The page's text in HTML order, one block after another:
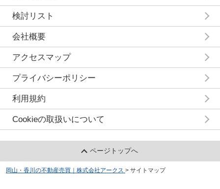
検討リスト
会社概要
アクセスマップ
プライバシーポリシー
利用規約
Cookieの取扱いについて
ページトップへ
岡山・香川の不動産売買｜株式会社アークス > サイトマップ